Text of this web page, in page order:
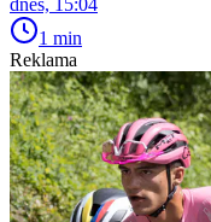
dnes, 15:04
1 min
Reklama